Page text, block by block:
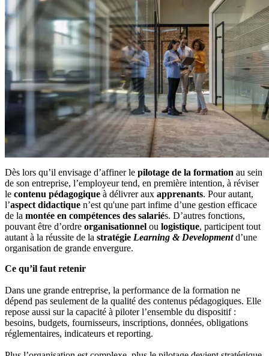
Dès lors qu’il envisage d’affiner le pilotage de la formation au sein
de son entreprise, l’employeur tend, en première intention, à réviser
le contenu pédagogique à délivrer aux apprenants. Pour autant,
l’aspect didactique n’est qu'une part infime d’une gestion efficace
de la montée en compétences des salariés. D’autres fonctions,
pouvant être d’ordre organisationnel ou logistique, participent tout
autant à la réussite de la stratégie Learning & Developmentd’une
organisation de grande envergure.
Ce qu’il faut retenir
Dans une grande entreprise, la performance de la formation ne
dépend pas seulement de la qualité des contenus pédagogiques. Elle
repose aussi sur la capacité à piloter l’ensemble du dispositif :
besoins, budgets, fournisseurs, inscriptions, données, obligations
réglementaires, indicateurs et reporting.